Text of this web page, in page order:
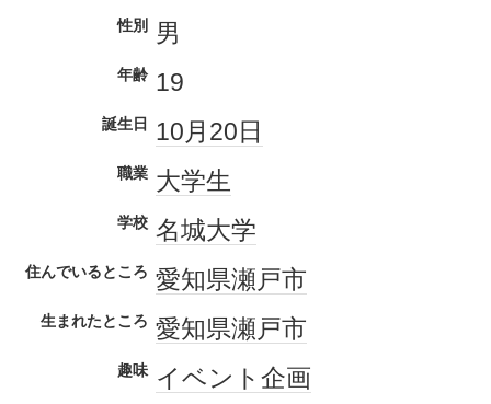
性別 男
年齢 19
誕生日 10月20日
職業 大学生
学校 名城大学
住んでいるところ 愛知県瀬戸市
生まれたところ 愛知県瀬戸市
趣味 イベント 企画